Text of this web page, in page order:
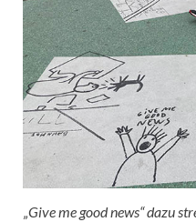
„Give me good news“ dazu